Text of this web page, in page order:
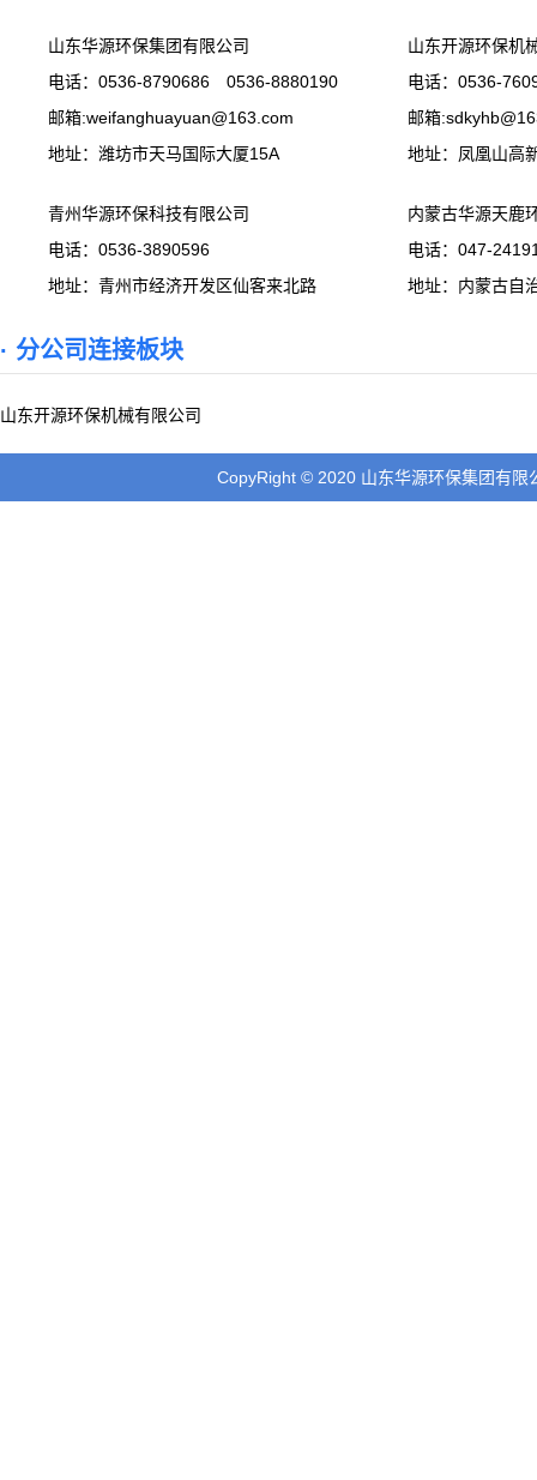
山东华源环保集团有限公司
电话：0536-8790686 0536-8880190
邮箱:weifanghuayuan@163.com
地址：潍坊市天马国际大厦15A
山东开源环保机
电话：0536-
邮箱
地址：凤凰山高
青州华源环保科技有限公司
电话：0536-3890596
地址：青州市经济开发区仙客来北路
内蒙古华源天鹿
电话：047-
地址：内蒙古自
· 分公司连接板块
山东开源环保机械有限公司
CopyRight © 2020 山东华源环保集团有